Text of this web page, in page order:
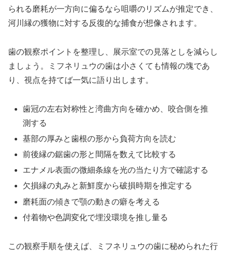
られる磨耗が一方向に偏るなら咀嚼のリズムが推定でき、
河川縁の獲物に対する反復的な捕食が想像されます。
歯の観察ポイントを整理し、展示室での見落としを減らし
ましょう。ミフネリュウの歯は小さくても情報の塊であ
り、視点を持てば一気に語り出します。
歯冠の左右対称性と湾曲方向を確かめ、咬合側を推
測する
基部の厚みと歯根の形から負荷方向を読む
前後縁の鋸歯の形と間隔を数えて比較する
エナメル表面の微細条線を光の当たり方で確認する
欠損縁の丸みと新鮮度から破損時期を推定する
磨耗面の傾きで顎の動きの癖を考える
付着物や色調変化で埋没環境を推し量る
この観察手順を使えば、ミフネリュウの歯に秘められた行